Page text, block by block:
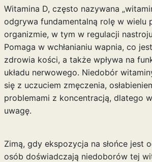
Witamina D, często nazywana
odgrywa fundamentalną rolę w wielu
organizmie, w tym w regulacji
Pomaga w wchłanianiu wapnia, co
zdrowia kości, a także wpływa na
układu nerwowego. Niedobór
się z uczuciem zmęczenia,
problemami z koncentracją, dlatego
uwagę.
Zimą, gdy ekspozycja na słońce jest
osób doświadczają niedoborów tej